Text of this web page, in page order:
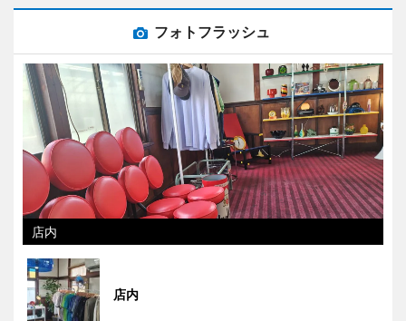
フォトフラッシュ
店内
店内